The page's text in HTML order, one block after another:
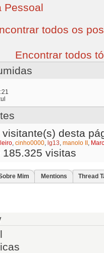
Pessoal
todos os
Encontrar todos
desta
, cinho0000, lg13, manolo II ,
185.325 visitas
Mim Mentions Thread